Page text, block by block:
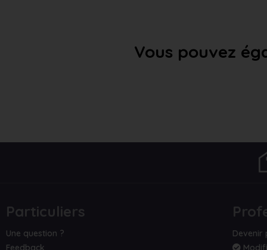
Vous pouvez
Particuliers
Une question ?
Feedback
Devenir